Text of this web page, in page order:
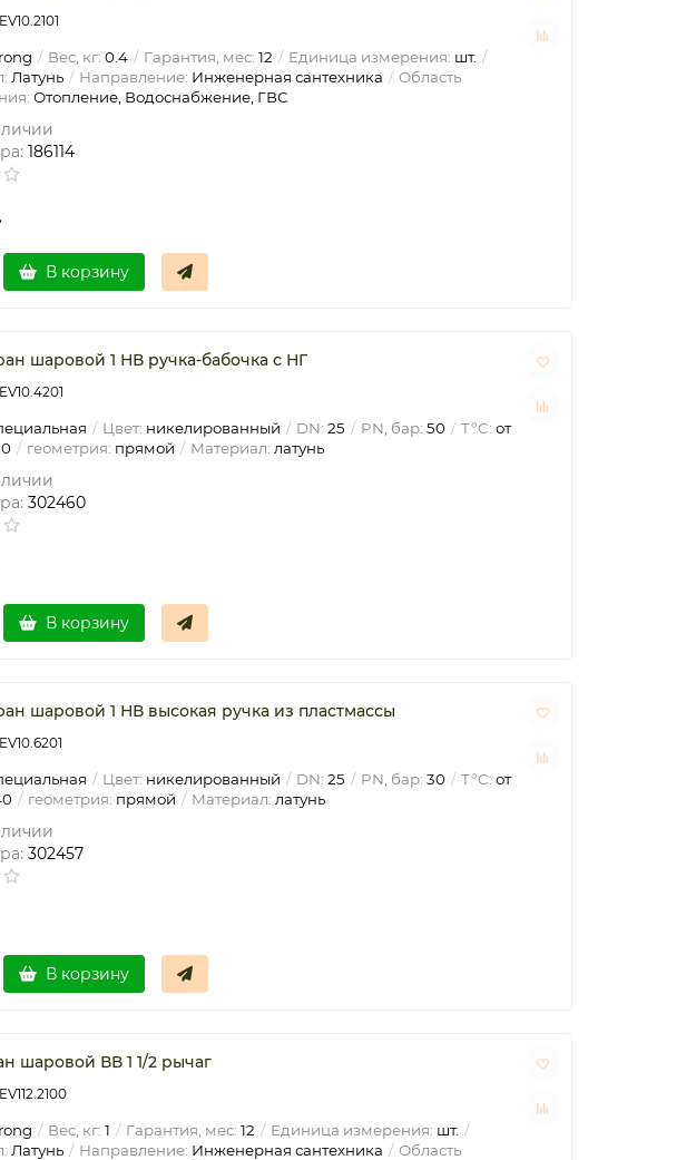
EV10.2101
Вес, кг: 0.4 Гарантия, мес: 12 Единица измерения: шт.
Латунь Направление: Инженерная сантехника
Область
Отопление, Водоснабжение, ГВС
186114
В корзину
шаровой 1 НВ ручка-бабочка с НГ
EV10.4201
Цвет: никелированный DN: 25 PN, бар: 50 T°C: от
геометрия: прямой Материал: латунь
302460
В корзину
шаровой 1 НВ высокая ручка из пластмассы
EV10.6201
Цвет: никелированный DN: 25 PN, бар: 30 T°C: от
геометрия: прямой Материал: латунь
302457
В корзину
шаровой ВВ 1 1/2 рычаг
EV112.2100
Вес, кг: 1 Гарантия, мес: 12 Единица измерения: шт.
Латунь Направление: Инженерная сантехника
Область